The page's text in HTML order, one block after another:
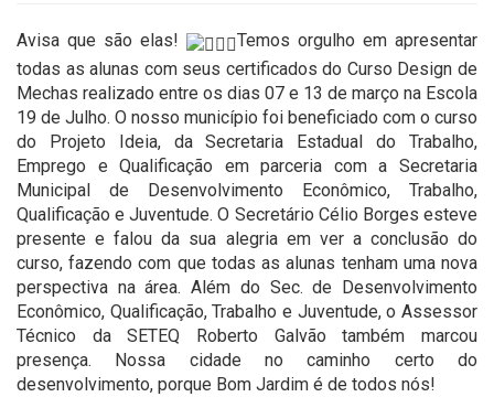
Avisa que são elas!
Temos orgulho em apresentar
todas as alunas com seus certificados do Curso Design de
Mechas realizado entre os dias 07 e 13 de março na Escola
19 de Julho. O nosso município foi beneficiado com o curso
do Projeto Ideia, da Secretaria Estadual do Trabalho,
Emprego e Qualificação em parceria com a Secretaria
Municipal de Desenvolvimento Econômico, Trabalho,
Qualificação e Juventude. O Secretário Célio Borges esteve
presente e falou da sua alegria em ver a conclusão do
curso, fazendo com que todas as alunas tenham uma nova
perspectiva na área. Além do Sec. de Desenvolvimento
Econômico, Qualificação, Trabalho e Juventude, o Assessor
Técnico da SETEQ Roberto Galvão também marcou
presença. Nossa cidade no caminho certo do
desenvolvimento, porque Bom Jardim é de todos nós!